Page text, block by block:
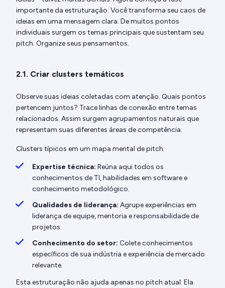
importante da estruturação. Você transforma seu caos de
ideias em uma mensagem clara. De muitos pontos
individuais surgem os temas principais que sustentam seu
pitch. Organize seus pensamentos.
2.1. Criar clusters temáticos
Observe suas ideias coletadas com atenção. Quais pontos
pertencem juntos? Trace linhas de conexão entre temas
relacionados. Assim surgem agrupamentos naturais que
representam suas diferentes áreas de competência.
Clusters típicos em um mapa mental de pitch:
Expertise técnica: Reúna aqui todos os
conhecimentos de TI, habilidades em software e
conhecimento metodológico.
Qualidades de liderança: Agrupe experiências em
liderança de equipe, mentoria e responsabilidade de
projetos.
Conhecimento do setor: Colete conhecimentos
específicos de sua indústria e experiência de mercado
relevante.
Esta estruturação não ajuda apenas no pitch atual. Ela